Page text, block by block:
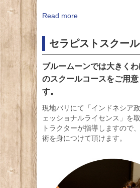
Read more
セラピストスクー
ブルームーンでは大きく
のスクールコースをご用意
す。
現地バリにて「インドネシア
ェッショナルライセンス」を
トラクターが指導しますので
術を身につけて頂けます。